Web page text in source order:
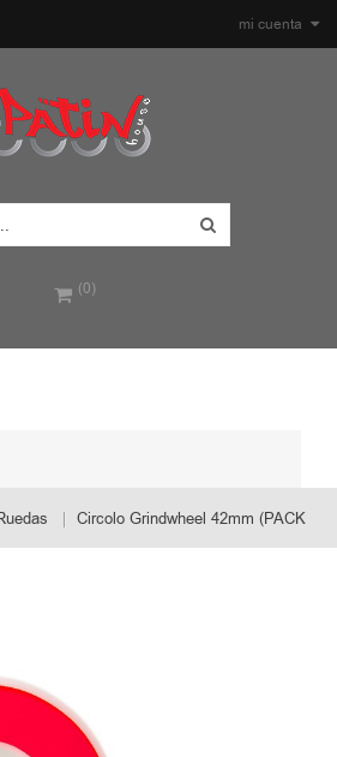
mi cuenta
(0)
Circolo Grindwheel 42mm (PACK